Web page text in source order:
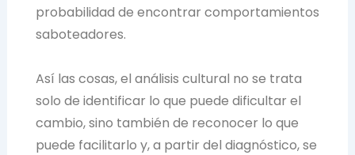
probabilidad de encontrar comportamientos
saboteadores.
Así las cosas, el análisis cultural no se trata
solo de identificar lo que puede dificultar el
cambio, sino también de reconocer lo que
puede facilitarlo y, a partir del diagnóstico, se